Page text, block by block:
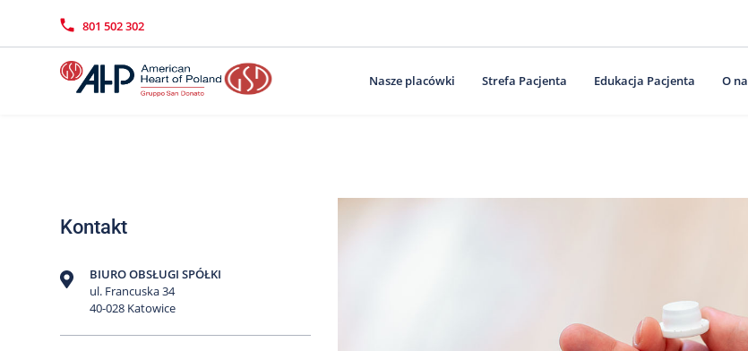
801 502 302
Nasze placówki Strefa Pacjenta Edukacja Pacjenta O
Kontakt
BIURO OBSŁUGI SPÓŁKI
ul. Francuska 34
40-028 Katowice